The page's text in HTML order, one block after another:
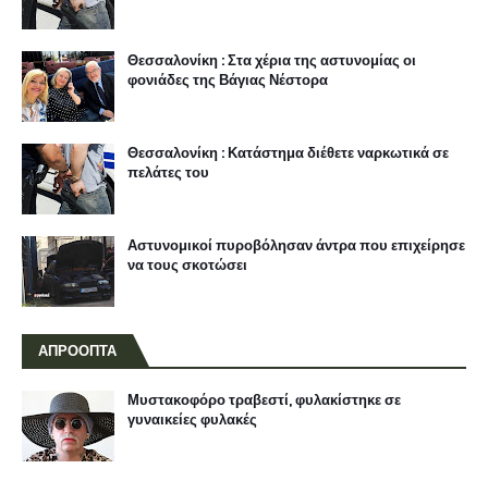
Θεσσαλονίκη : Στα χέρια της αστυνομίας οι
φονιάδες της Βάγιας Νέστορα
Θεσσαλονίκη : Κατάστημα διέθετε ναρκωτικά σε
πελάτες του
Αστυνομικοί πυροβόλησαν άντρα που επιχείρησε
να τους σκοτώσει
ΑΠΡΟΟΠΤΑ
Μυστακοφόρο τραβεστί, φυλακίστηκε σε
γυναικείες φυλακές